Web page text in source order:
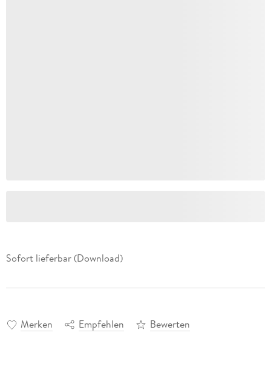
Sofort lieferbar (Download)
Merken Empfehlen Bewerten